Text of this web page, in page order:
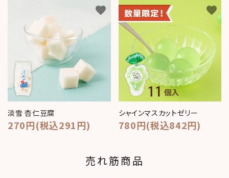
淡雪 杏仁豆腐
270円(税込291円)
favorite
シャインマスカットゼリー
780円(税込842円)
favorite
売れ筋商品